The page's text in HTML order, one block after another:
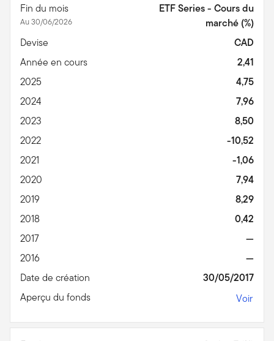
Fin du mois
Au 30/06/2026
ETF Series - Cours du
marché (%)
Devise
CAD
Année en cours
2,41
2025
4,75
2024
7,96
2023
8,50
2022
-10,52
2021
-1,06
2020
7,94
2019
8,29
2018
0,42
2017
—
2016
—
Date de création
30/05/2017
Aperçu du fonds
Voir